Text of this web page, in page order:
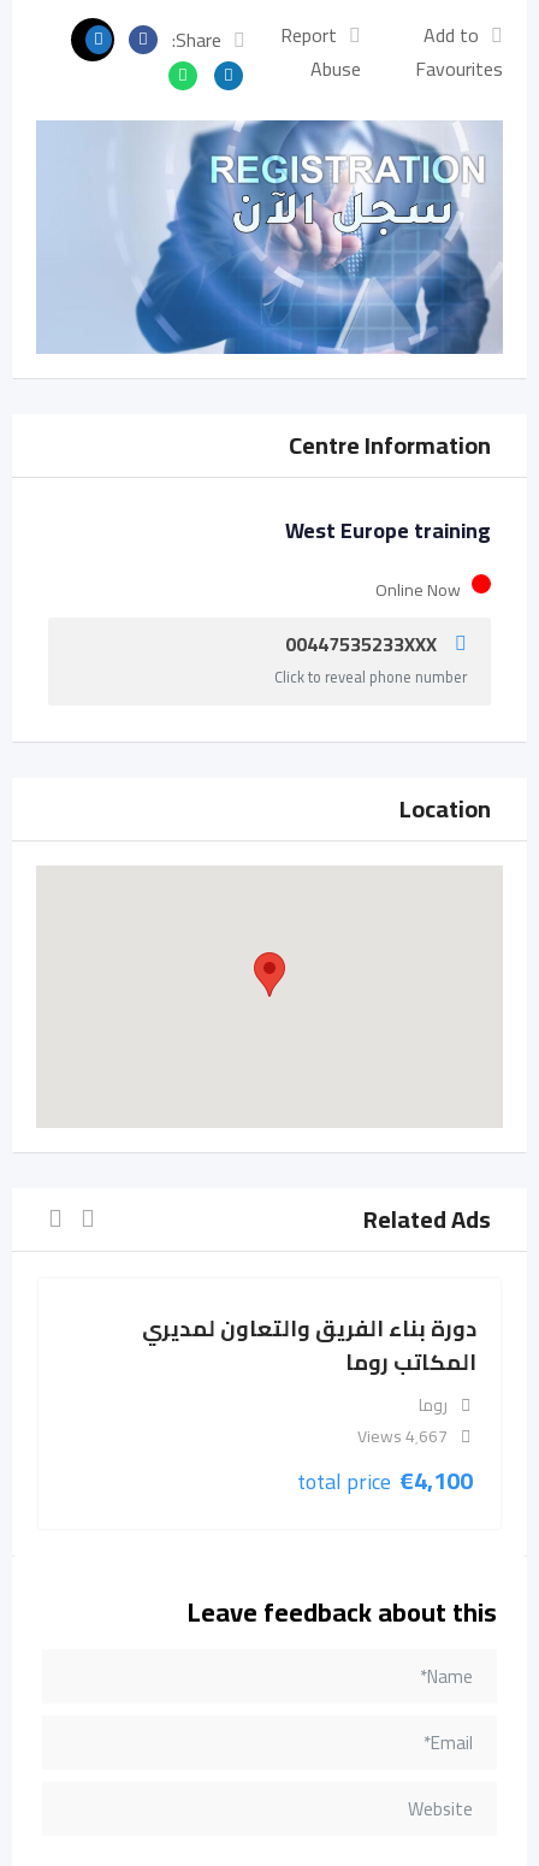
Add to
Favourites
Report
Abuse
Share:
Centre Information
West Europe training
Online Now
00447535233XXX
Click to reveal phone number
Location
Related Ads
دورة بناء الفريق والتعاون لمديري
المكاتب روما
روما
4٬667 Views
€4,100
total price
Leave feedback about this